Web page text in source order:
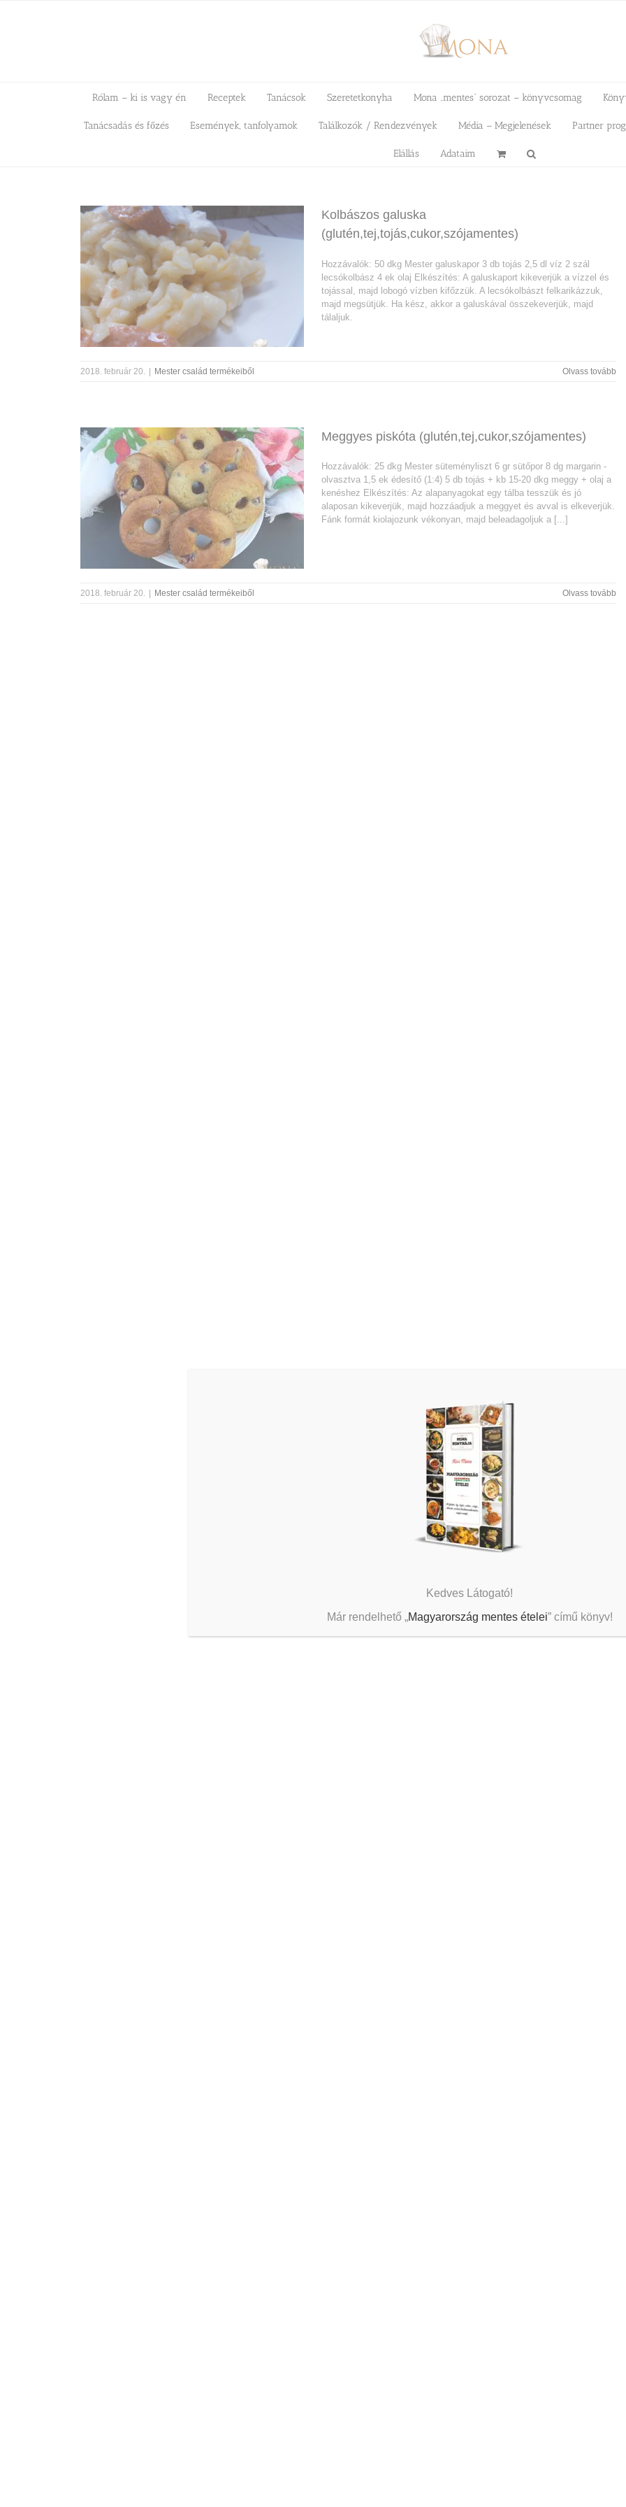
Rólam – ki is vagy én Receptek Tanácsok Szeretetkonyha Mona „mentes” sorozat – könyvcsomag
Tanácsadás és főzés Események, tanfolyamok Találkozók / Rendezvények Média – Megjelenések Partner
Elállás Adataim
Kolbászos galuska
(glutén,tej,tojás,cukor,szójamentes)
Hozzávalók: 50 dkg Mester galuskapor 3 db tojás 2,5 dl víz 2 szál
lecsókolbász 4 ek olaj Elkészítés: A galuskaport kikeverjük a vízzel és
tojással, majd lobogó vízben kifőzzük. A lecsókolbászt felkarikázzuk,
majd megsütjük. Ha kész, akkor a galuskával összekeverjük, majd
tálaljuk.
2018. február 20. | Mester család termékeiből Olvass tovább
Meggyes piskóta (glutén,tej,cukor,szójamentes)
Hozzávalók: 25 dkg Mester süteményliszt 6 gr sütőpor 8 dg margarin -
olvasztva 1,5 ek édesítő (1:4) 5 db tojás + kb 15-20 dkg meggy + olaj a
kenéshez Elkészítés: Az alapanyagokat egy tálba tesszük és jó
alaposan kikeverjük, majd hozzáadjuk a meggyet és avval is elkeverjük.
Fánk formát kiolajozunk vékonyan, majd beleadagoljuk a [...]
2018. február 20. | Mester család termékeiből Olvass tovább
Kedves Látogató!
Már rendelhető „Magyarország mentes ételei” című könyv!